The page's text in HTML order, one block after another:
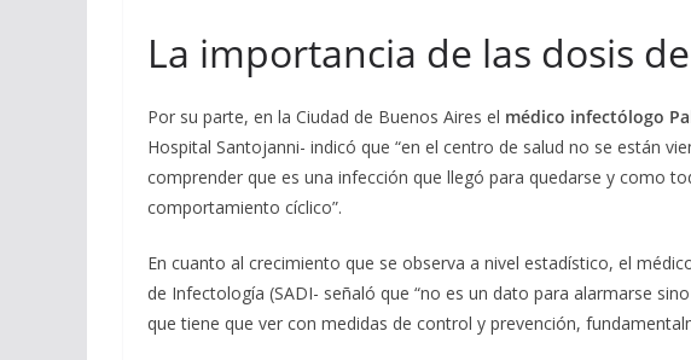
La importancia de las dosis
Por su parte, en la Ciudad de Buenos Aires el médico infectólogo
Hospital Santojanni- indicó que “en el centro de salud no se están
comprender que es una infección que llegó para quedarse y como
comportamiento cíclico”.
En cuanto al crecimiento que se observa a nivel estadístico, el
de Infectología (SADI- señaló que “no es un dato para alarmarse
que tiene que ver con medidas de control y prevención,